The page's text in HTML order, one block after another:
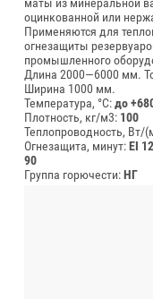
оцинкованной или
Применяются для
огнезащиты
промышленного
Длина 2000—6000 мм.
Ширина 1000 мм.
Температура, °C:до
Плотность, кг/м3: 100
Теплопроводность, Вт/
Огнезащита, минут:EI
90
Группа горючести:НГ